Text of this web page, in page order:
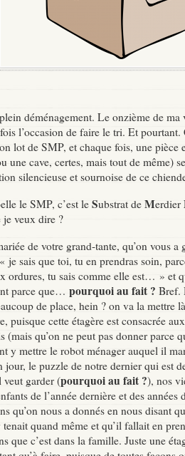
déménagement. Le onzième de ma
l’occasion de faire le tri. Et pourtant.
lot de SMP, et chaque fois, une pièce
une cave, certes, mais tout de même)
silencieuse et sournoise de ce
le SMP, c’est le Substrat de Merdier
je veux dire ?
de votre grand-tante, qu’on vous a
je sais que toi, tu en prendras soin,
ordures, tu sais comme elle est… » et
parce que… pourquoi au fait ? Bref.
de place, hein ? on va la mettre
puisque cette étagère est consacrée
(mais qu’on ne peut pas donner
y mettre le robot ménager auquel il
jour, le puzzle de notre dernier qui est
veut garder (pourquoi au fait ?), nos
de l’année dernière et des années
qu’on nous a donnés en nous disant
tenait quand même et qu’il fallait en
que c’est dans la famille. Juste une